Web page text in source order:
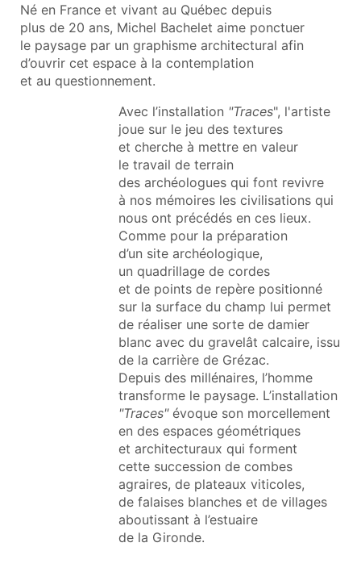
Né en France et vivant au Québec depuis
plus de 20 ans, Michel Bachelet aime ponctuer
le paysage par un graphisme architectural afin
d’ouvrir cet espace à la contemplation
et au questionnement.
Avec l’installation "Traces", l'artiste
joue sur le jeu des textures
et cherche à mettre en valeur
le travail de terrain
des archéologues qui font revivre
à nos mémoires les civilisations qui
nous ont précédés en ces lieux.
Comme pour la préparation
d’un site archéologique,
un quadrillage de cordes
et de points de repère positionné
sur la surface du champ lui permet
de réaliser une sorte de damier
blanc avec du gravelât calcaire, issu
de la carrière de Grézac.
Depuis des millénaires, l’homme
transforme le paysage. L’installation
"Traces"évoque son morcellement
en des espaces géométriques
et architecturaux qui forment
cette succession de combes
agraires, de plateaux viticoles,
de falaises blanches et de villages
aboutissant à l’estuaire
de la Gironde.